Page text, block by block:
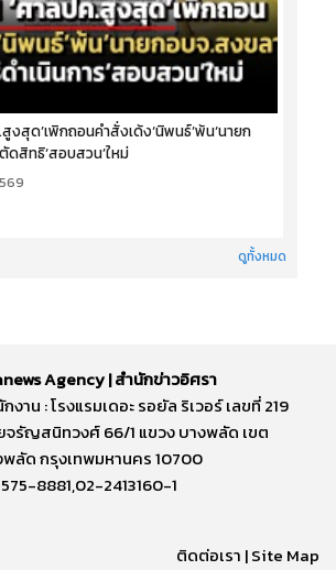
งสุด’เพิกถอนคำสั่งเด้ง‘นิพนธ์’พ้น‘นายก
ดสิทธิ‘สอบสวน’ใหม่
ดูทั้งหมด
Agency | สำนักข่าวอิศรา
งาน : โรงแรมเดอะ รอยัล ริเวอร์ เลขที่ 219
จรัญสนิทวงศ์ 66/1 แขวง บางพลัด เขต
พลัด กรุงเทพมหานคร 10700
8881,02-2413160-1
ติดต่อเรา |Site Map